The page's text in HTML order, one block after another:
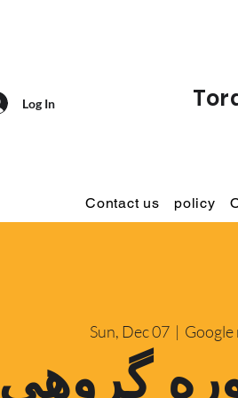
Log In
Contact us policy
Sun, Dec 07
  |
Google
گروهی